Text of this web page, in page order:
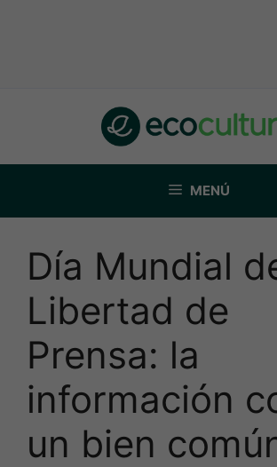
MENÚ
Día Mundial
Libertad de
Prensa: la
información
un bien